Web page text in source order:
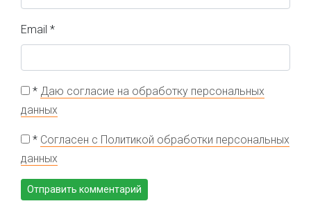
Email *
* Даю согласие на обработку персональных
данных
* Согласен с Политикой обработки персональных
данных